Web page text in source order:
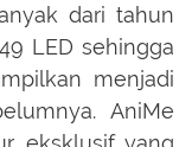
dari tahun
LED sehingga
menjadi
AniMe